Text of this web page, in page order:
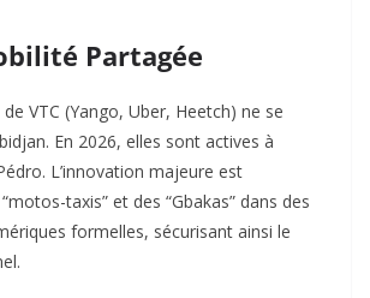
Partagée
VTC (Yango, Uber, Heetch) ne se
En 2026, elles sont actives à
L’innovation majeure est
taxis” et des “Gbakas” dans des
formelles, sécurisant ainsi le